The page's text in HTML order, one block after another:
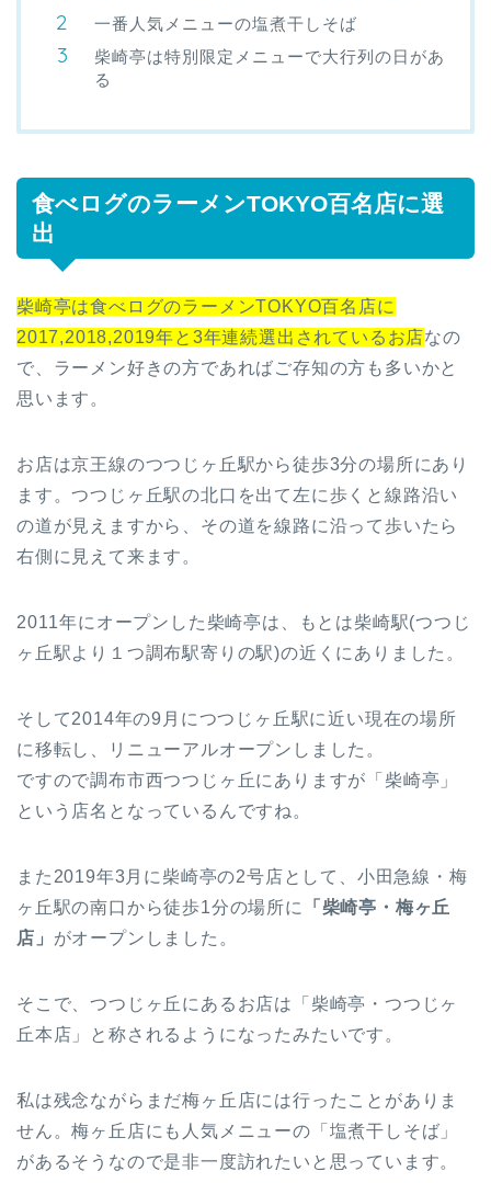
一番人気メニューの塩煮干しそば
柴崎亭は特別限定メニューで大行列の日があ
る
食べログのラーメンTOKYO百名店に選
出
柴崎亭は食べログのラーメンTOKYO百名店に
2017,2018,2019年と3年連続選出されているお店なの
で、ラーメン好きの方であればご存知の方も多いかと
思います。
お店は京王線のつつじヶ丘駅から徒歩3分の場所にあり
ます。つつじヶ丘駅の北口を出て左に歩くと線路沿い
の道が見えますから、その道を線路に沿って歩いたら
右側に見えて来ます。
2011年にオープンした柴崎亭は、もとは柴崎駅(つつじ
ヶ丘駅より１つ調布駅寄りの駅)の近くにありました。
そして2014年の9月につつじヶ丘駅に近い現在の場所
に移転し、リニューアルオープンしました。
ですので調布市西つつじヶ丘にありますが「柴崎亭」
という店名となっているんですね。
また2019年3月に柴崎亭の2号店として、小田急線・梅
ヶ丘駅の南口から徒歩1分の場所に
「柴崎亭・梅ヶ丘
店」 がオープンしました。
そこで、つつじヶ丘にあるお店は「柴崎亭・つつじヶ
丘本店」と称されるようになったみたいです。
私は残念ながらまだ梅ヶ丘店には行ったことがありま
せん。梅ヶ丘店にも人気メニューの「塩煮干しそば」
があるそうなので是非一度訪れたいと思っています。